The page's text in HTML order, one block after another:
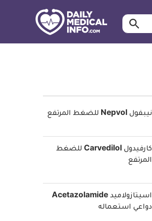
ابحث…
نيبفول Nepvol للضغط المرتفع
كارفيدول Carvedilol للضغط
المرتفع
اسيتازولاميد Acetazolamide
دواعي استعماله